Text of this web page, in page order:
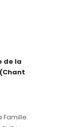
de la
Famille